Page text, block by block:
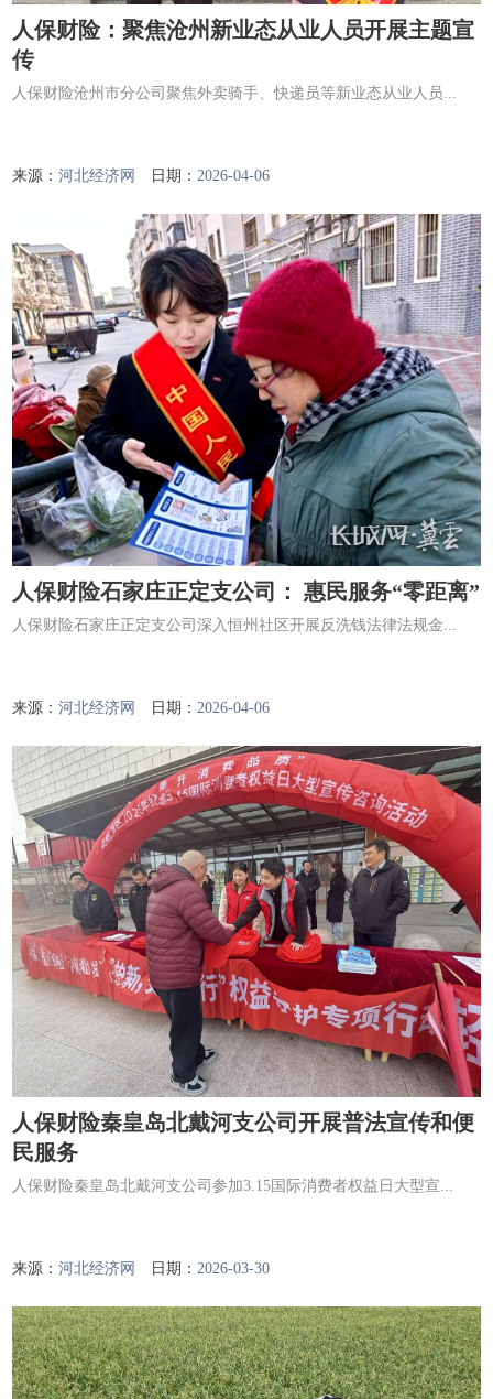
人保财险：聚焦沧州新业态从业人员开展主题宣
传
人保财险沧州市分公司聚焦外卖骑手、快递员等新业态从业人员...
来源：河北经济网 日期：2026-04-06
人保财险石家庄正定支公司： 惠民服务“零距离”
人保财险石家庄正定支公司深入恒州社区开展反洗钱法律法规金...
来源：河北经济网 日期：2026-04-06
人保财险秦皇岛北戴河支公司开展普法宣传和便
民服务
人保财险秦皇岛北戴河支公司参加3.15国际消费者权益日大型宣...
来源：河北经济网 日期：2026-03-30